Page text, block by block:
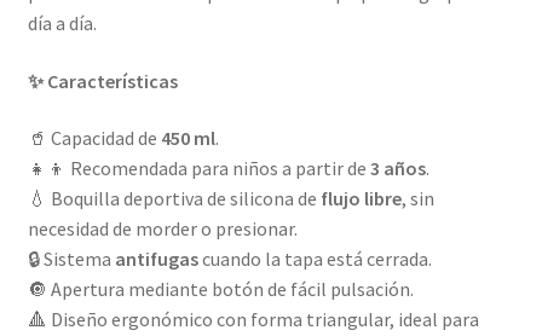
día a día.
✨ Características
🥤 Capacidad de 450 ml.
👧👦 Recomendada para niños a partir de 3 años.
💧 Boquilla deportiva de silicona de flujo libre, sin
necesidad de morder o presionar.
🔒 Sistema antifugascuando la tapa está cerrada.
🔘 Apertura mediante botón de fácil pulsación.
🔺 Diseño ergonómico con forma triangular, ideal para